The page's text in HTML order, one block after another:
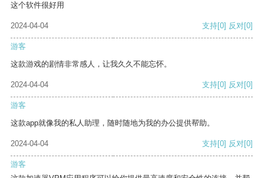
这个软件很好用
2024-04-04 支持[0] 反对[0]
游客
这款游戏的剧情非常感人，让我久久不能忘怀。
2024-04-04 支持[0] 反对[0]
游客
这款app就像我的私人助理，随时随地为我的办公提供帮助。
2024-04-04 支持[0] 反对[0]
游客